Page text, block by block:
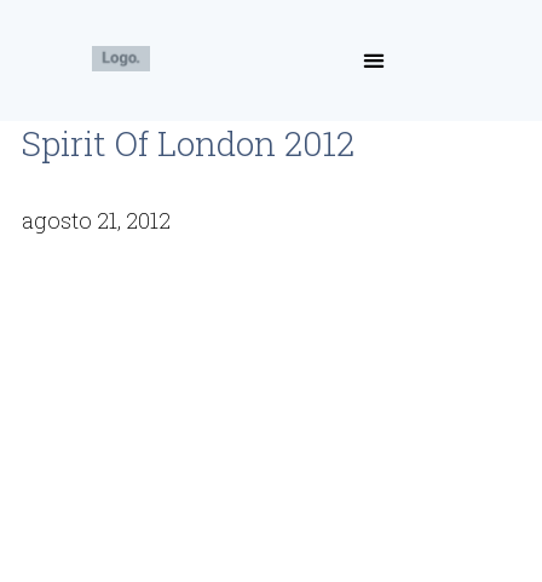
Spirit Of London 2012
agosto 21, 2012